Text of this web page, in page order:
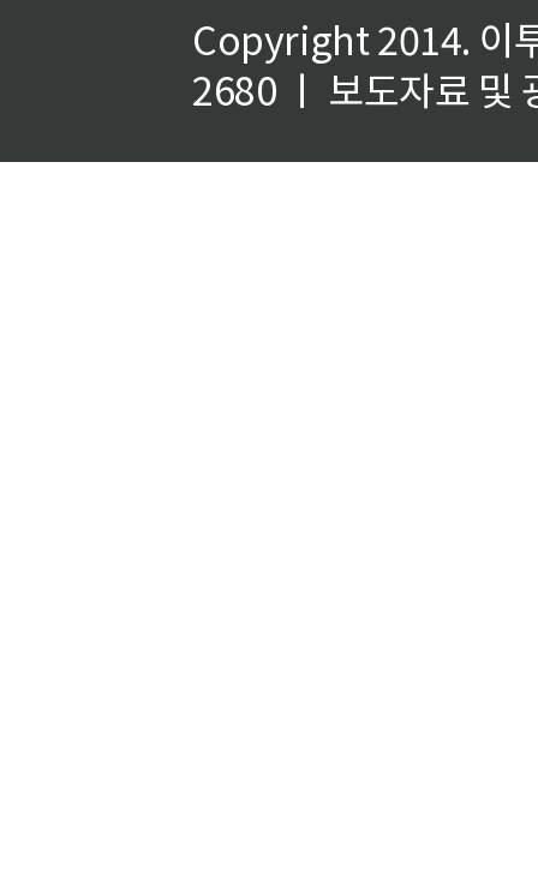
Copyright 2014. 이
2680 ㅣ 보도자료